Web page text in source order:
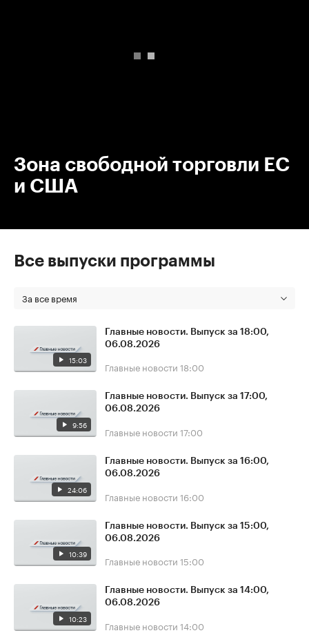
Зона свободной торговли ЕС
и США
Все выпуски программы
За все время
15:03
Главные новости. Выпуск за 18:00,
06.08.2026
Главные новости 18:00
9:56
Главные новости. Выпуск за 17:00,
06.08.2026
Главные новости 17:00
24:06
Главные новости. Выпуск за 16:00,
06.08.2026
Главные новости 16:00
10:39
Главные новости. Выпуск за 15:00,
06.08.2026
Главные новости 15:00
10:23
Главные новости. Выпуск за 14:00,
06.08.2026
Главные новости 14:00